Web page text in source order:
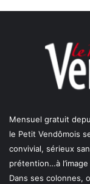
Mensuel gratuit
le Petit Vendômois
convivial, sérieux
prétention…à
Dans ses colonnes,